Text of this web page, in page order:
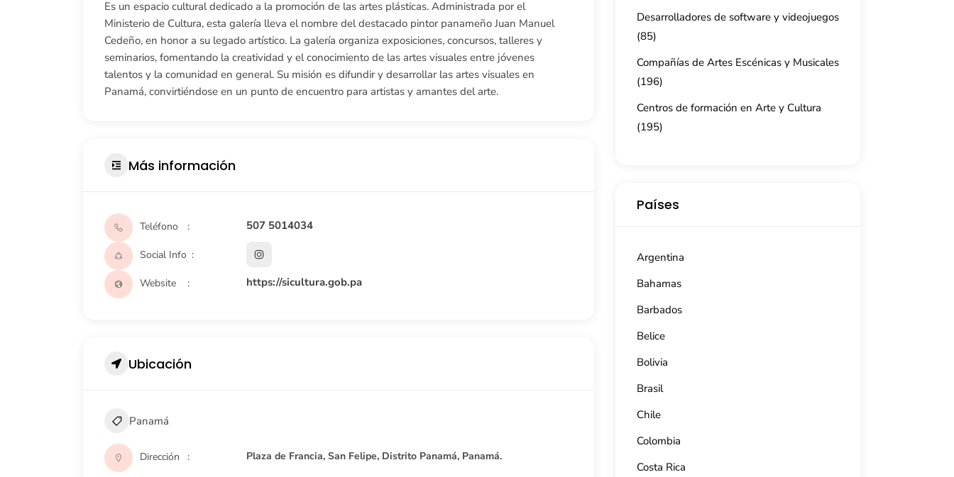
Es un espacio cultural dedicado a la promoción de las artes plásticas. Administrada por el
Ministerio de Cultura, esta galería lleva el nombre del destacado pintor panameño Juan Manuel
Cedeño, en honor a su legado artístico. La galería organiza exposiciones, concursos, talleres y
seminarios, fomentando la creatividad y el conocimiento de las artes visuales entre jóvenes
talentos y la comunidad en general. Su misión es difundir y desarrollar las artes visuales en
Panamá, convirtiéndose en un punto de encuentro para artistas y amantes del arte.
Más información
Teléfono 507 5014034
Social Info
Website https://sicultura.gob.pa
Ubicación
Panamá
Dirección Plaza de Francia, San Felipe, Distrito Panamá, Panamá.
Desarrolladores de software y videojuegos
(85)
Compañías de Artes Escénicas y Musicales
(196)
Centros de formación en Arte y Cultura
(195)
Países
Argentina
Bahamas
Barbados
Belice
Bolivia
Brasil
Chile
Colombia
Costa Rica